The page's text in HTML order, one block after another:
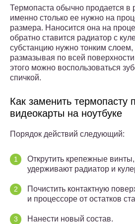
Термопаста обычно продается в
именно столько ее нужно на
размера. Наносится она на
обратно ставится радиатор с
субстанцию нужно тонким
размазывая по всей
этого можно воспользоваться
спичкой.
Как заменить термопасту
видеокарты на ноутбуке
Порядок действий следующий:
Открутить крепежные
удерживают радиатор и
Почистить контактную
и процессоре от остатков
Нанести новый состав.